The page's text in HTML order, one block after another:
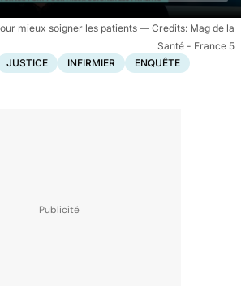
mieux soigner les patients
Mag de la
Santé - France 5
JUSTICE INFIRMIER
ENQUÊTE